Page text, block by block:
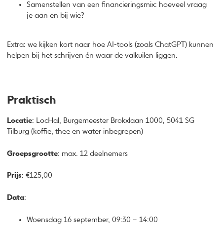
Samenstellen van een financieringsmix: hoeveel vraag
je aan en bij wie?
Extra: we kijken kort naar hoe AI-tools (zoals ChatGPT) kunnen
helpen bij het schrijven én waar de valkuilen liggen.
Praktisch
Locatie: LocHal, Burgemeester Brokxlaan 1000, 5041 SG
Tilburg (koffie, thee en water inbegrepen)
Groepsgrootte: max. 12 deelnemers
Prijs: €125,00
Data:
Woensdag 16 september, 09:30 – 14:00